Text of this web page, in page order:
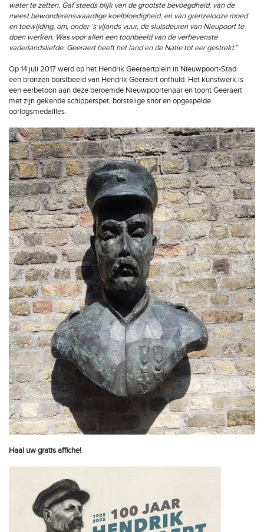
water te zetten. Gaf steeds blijk van de grootste bevoegdheid, van de
meest bewonderenswaardige koelbloedigheid, en van grenzelooze moed
en toewijding, om, onder ’s vijands vuur, de sluisdeuren van Nieupoort te
doen werken. Was voor allen een toonbeeld van de verhevenste
vaderlandsliefde. Geeraert heeft het land en de Natie tot eer gestrekt.”
Op 14 juli 2017 werd op het Hendrik Geeraertplein in Nieuwpoort-Stad
een bronzen borstbeeld van Hendrik Geeraert onthuld. Het kunstwerk is
een eerbetoon aan deze beroemde Nieuwpoortenaar en toont Geeraert
met zijn gekende schipperspet, borstelige snor en opgespelde
oorlogsmedailles.
Haal uw gratis affiche!